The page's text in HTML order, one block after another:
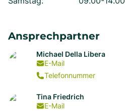
Ansprechpartner
Michael Della Libera
E-Mail
Telefonnummer
Tina Friedrich
E-Mail